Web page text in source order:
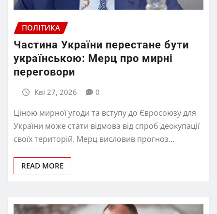
ПОЛІТИКА
Частина України перестане бути
українською: Мерц про мирні
переговори
Кві 27, 2026 0
Ціною мирної угоди та вступу до Євросоюзу для
України може стати відмова від спроб деокупації
своїх територій. Мерц висловив прогноз…
READ MORE